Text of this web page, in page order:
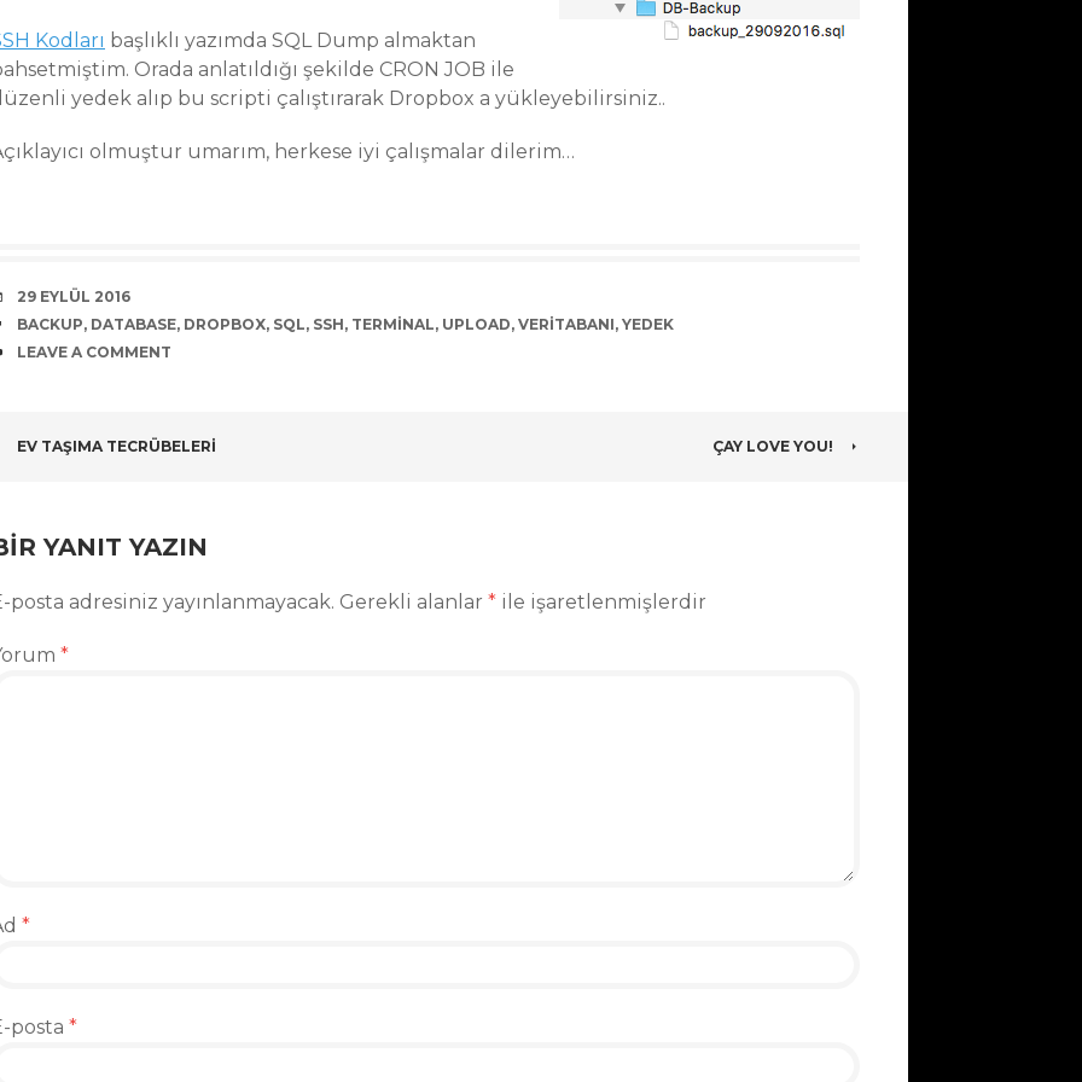
Kodları başlıklı yazımda SQL Dump almaktan
Orada anlatıldığı şekilde CRON JOB ile
yedek alıp bu scripti çalıştırarak Dropbox a yükleyebilirsiniz..
olmuştur umarım, herkese iyi çalışmalar dilerim…
DATE
29 EYLÜL 2016
TAGS
BACKUP, DATABASE, DROPBOX, SQL, SSH, TERMINAL, UPLOAD, VERITABANI, YEDEK
COMMENTS
LEAVE A COMMENT
EV TAŞIMA TECRÜBELERI ÇAY LOVE YOU!
YANIT YAZIN
posta adresiniz yayınlanmayacak. Gerekli alanlar * ile işaretlenmişlerdir
*
*
posta *